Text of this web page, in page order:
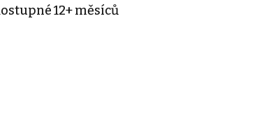
12+ měsíců